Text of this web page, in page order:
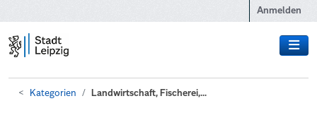
Anmelden
Kategorien Landwirtschaft, Fischerei,...